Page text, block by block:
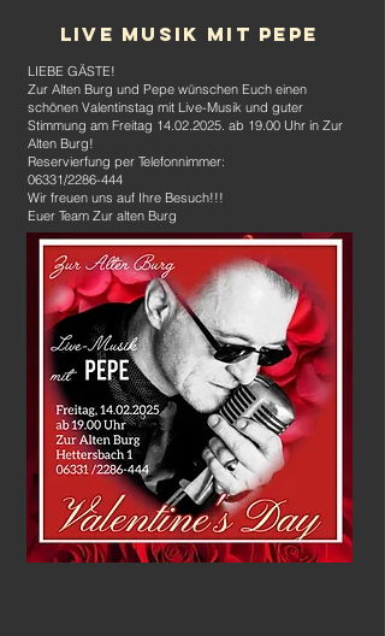
LIVE MUSIK MIT PEPE
LIEBE GÄSTE!
Zur Alten Burg und Pepe wünschen Euch einen
schönen Valentinstag mit Live-Musik und guter
Stimmung am Freitag 14.02.2025. ab 19.00 Uhr in Zur
Alten Burg!
Reservierfung per Telefonnimmer:
06331/2286-444
Wir freuen uns auf Ihre Besuch!!!
Euer Team Zur alten Burg